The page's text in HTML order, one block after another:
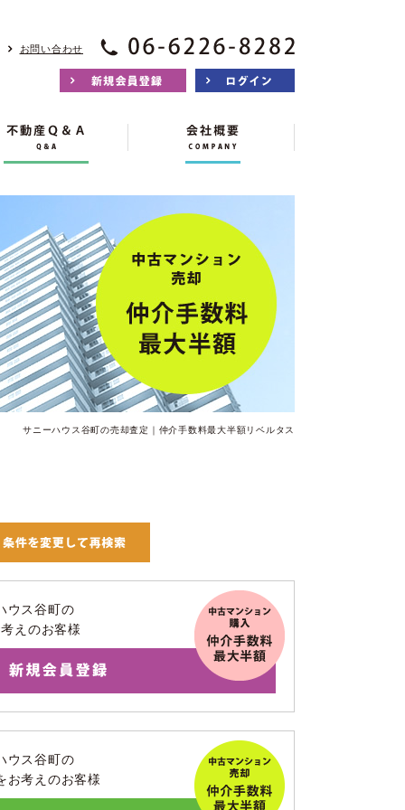
お問い合わせ
サニーハウス谷町の売却査定｜仲介手数料最大半額リベルタス
ウス谷町の
えのお客様
ウス谷町の
お考えのお客様